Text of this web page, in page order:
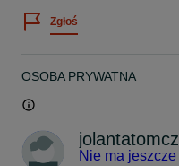
Zgłoś
OSOBA PRYWATNA
Nie ma